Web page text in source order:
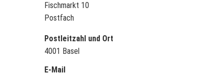
Fischmarkt 10
Postfach
Postleitzahl und Ort
4001 Basel
E-Mail